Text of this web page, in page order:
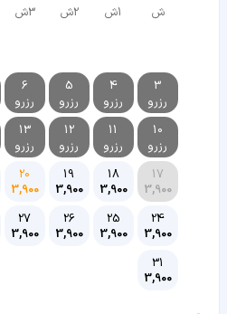
ش 1ش 2ش 3ش
3
رزرو
4
رزرو
5
رزرو
6
رزرو
10
رزرو
11
رزرو
12
رزرو
13
رزرو
17
3,900
18
3,900
19
3,900
20
3,900
24
3,900
25
3,900
26
3,900
27
3,900
31
3,900